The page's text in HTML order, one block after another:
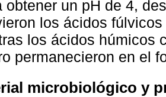
obtener un pH de 4,
los ácidos
los ácidos húmicos
permanecieron en el
microbiológico y